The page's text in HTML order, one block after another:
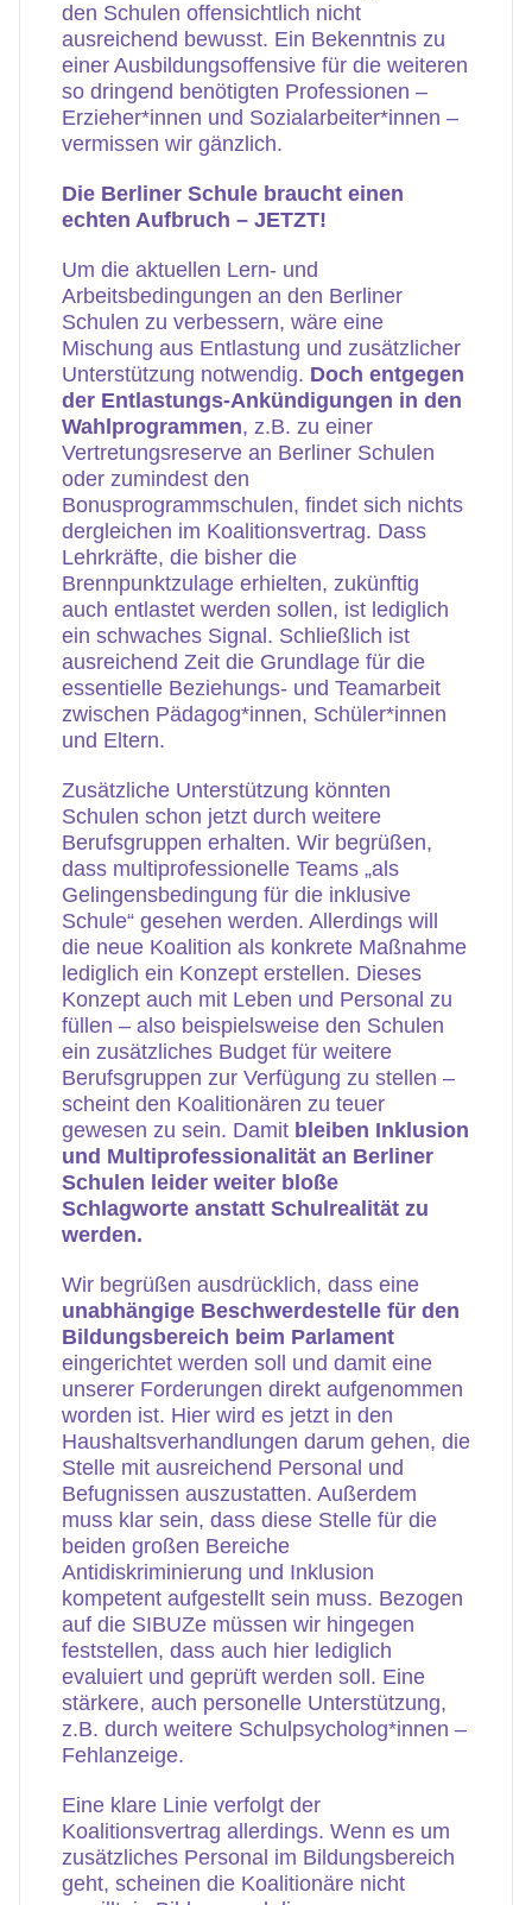
den Schulen offensichtlich nicht
ausreichend bewusst. Ein Bekenntnis zu
einer Ausbildungsoffensive für die weiteren
so dringend benötigten Professionen –
Erzieher*innen und Sozialarbeiter*innen –
vermissen wir gänzlich.
Die Berliner Schule braucht einen
echten Aufbruch – JETZT!
Um die aktuellen Lern- und
Arbeitsbedingungen an den Berliner
Schulen zu verbessern, wäre eine
Mischung aus Entlastung und zusätzlicher
Unterstützung notwendig. Doch entgegen
der Entlastungs-Ankündigungen in den
Wahlprogrammen, z.B. zu einer
Vertretungsreserve an Berliner Schulen
oder zumindest den
Bonusprogrammschulen, findet sich nichts
dergleichen im Koalitionsvertrag. Dass
Lehrkräfte, die bisher die
Brennpunktzulage erhielten, zukünftig
auch entlastet werden sollen, ist lediglich
ein schwaches Signal. Schließlich ist
ausreichend Zeit die Grundlage für die
essentielle Beziehungs- und Teamarbeit
zwischen Pädagog*innen, Schüler*innen
und Eltern.
Zusätzliche Unterstützung könnten
Schulen schon jetzt durch weitere
Berufsgruppen erhalten. Wir begrüßen,
dass multiprofessionelle Teams „als
Gelingensbedingung für die inklusive
Schule“ gesehen werden. Allerdings will
die neue Koalition als konkrete Maßnahme
lediglich ein Konzept erstellen. Dieses
Konzept auch mit Leben und Personal zu
füllen – also beispielsweise den Schulen
ein zusätzliches Budget für weitere
Berufsgruppen zur Verfügung zu stellen –
scheint den Koalitionären zu teuer
gewesen zu sein. Damit bleiben Inklusion
und Multiprofessionalität an Berliner
Schulen leider weiter bloße
Schlagworte anstatt Schulrealität zu
werden.
Wir begrüßen ausdrücklich, dass eine
unabhängige Beschwerdestelle für den
Bildungsbereich beim Parlament
eingerichtet werden soll und damit eine
unserer Forderungen direkt aufgenommen
worden ist. Hier wird es jetzt in den
Haushaltsverhandlungen darum gehen, die
Stelle mit ausreichend Personal und
Befugnissen auszustatten. Außerdem
muss klar sein, dass diese Stelle für die
beiden großen Bereiche
Antidiskriminierung und Inklusion
kompetent aufgestellt sein muss. Bezogen
auf die SIBUZe müssen wir hingegen
feststellen, dass auch hier lediglich
evaluiert und geprüft werden soll. Eine
stärkere, auch personelle Unterstützung,
z.B. durch weitere Schulpsycholog*innen –
Fehlanzeige.
Eine klare Linie verfolgt der
Koalitionsvertrag allerdings. Wenn es um
zusätzliches Personal im Bildungsbereich
geht, scheinen die Koalitionäre nicht